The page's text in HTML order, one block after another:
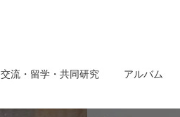
交流・留学・共同研究 アルバム